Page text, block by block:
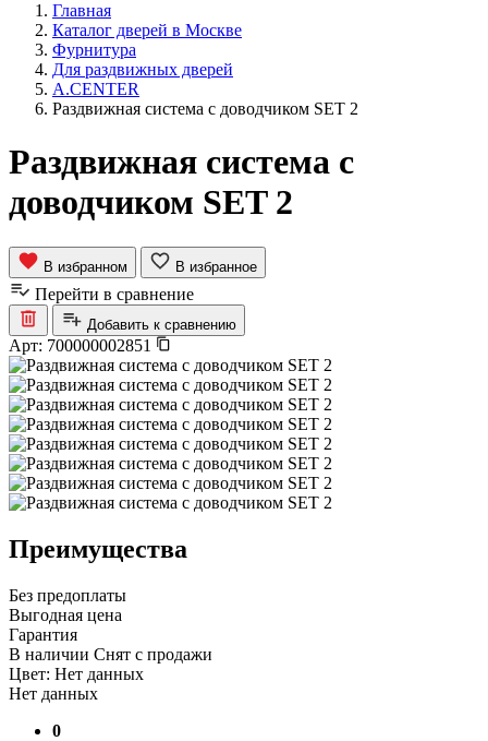
Главная
Каталог дверей в Москве
Фурнитура
Для раздвижных дверей
A.CENTER
Раздвижная система с доводчиком SET 2
Раздвижная система с
доводчиком SET 2
В избранном В избранное
Перейти в сравнение
Добавить к сравнению
Арт: 700000002851
Преимущества
Без предоплаты
Выгодная цена
Гарантия
В наличии Снят с продажи
Цвет: Нет данных
Нет данных
0